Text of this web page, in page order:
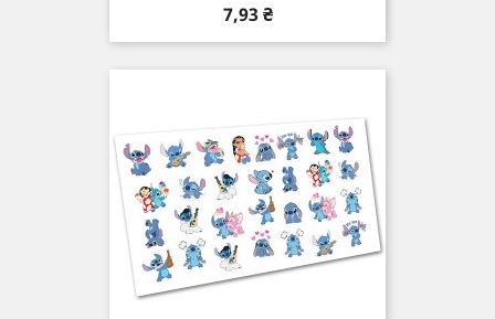
Цена
7,93 ₴